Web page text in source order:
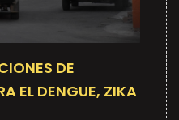
DE
EL DENGUE, ZIKA